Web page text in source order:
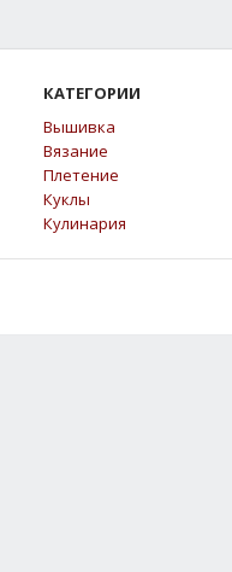
КАТЕГОРИИ
Вышивка
Вязание
Плетение
Куклы
Кулинария